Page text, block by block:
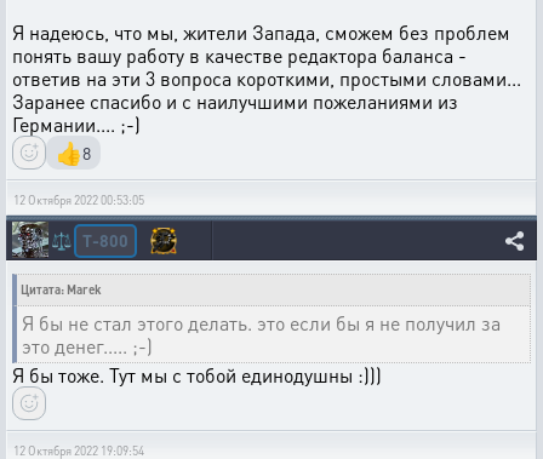
Я надеюсь, что мы, жители Запада, сможем без проблем
понять вашу работу в качестве редактора баланса -
ответив на эти 3 вопроса короткими, простыми словами...
Заранее спасибо и с наилучшими пожеланиями из
Германии.... ;-)
👍8
12 Октября 2022 00:53:05
⚖️ T-800
Цитата: Marek
Я бы не стал этого делать. это если бы я не получил за
это денег..... ;-)
Я бы тоже. Тут мы с тобой единодушны :)))
12 Октября 2022 19:09:54